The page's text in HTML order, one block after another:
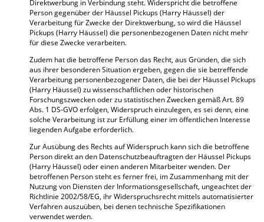
Direktwerbung in Verbindung steht. Widerspricht die betroffene
Person gegenüber der Häussel Pickups (Harry Häussel) der
Verarbeitung für Zwecke der Direktwerbung, so wird die Häussel
Pickups (Harry Häussel) die personenbezogenen Daten nicht mehr
für diese Zwecke verarbeiten.
Zudem hat die betroffene Person das Recht, aus Gründen, die sich
aus ihrer besonderen Situation ergeben, gegen die sie betreffende
Verarbeitung personenbezogener Daten, die bei der Häussel Pickups
(Harry Häussel) zu wissenschaftlichen oder historischen
Forschungszwecken oder zu statistischen Zwecken gemäß Art. 89
Abs. 1 DS-GVO erfolgen, Widerspruch einzulegen, es sei denn, eine
solche Verarbeitung ist zur Erfüllung einer im öffentlichen Interesse
liegenden Aufgabe erforderlich.
Zur Ausübung des Rechts auf Widerspruch kann sich die betroffene
Person direkt an den Datenschutzbeauftragten der Häussel Pickups
(Harry Häussel) oder einen anderen Mitarbeiter wenden. Der
betroffenen Person steht es ferner frei, im Zusammenhang mit der
Nutzung von Diensten der Informationsgesellschaft, ungeachtet der
Richtlinie 2002/58/EG, ihr Widerspruchsrecht mittels automatisierter
Verfahren auszuüben, bei denen technische Spezifikationen
verwendet werden.